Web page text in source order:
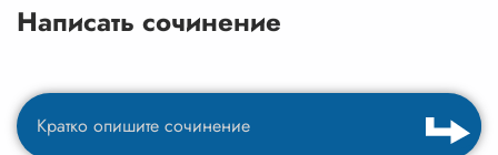
Написать сочинение